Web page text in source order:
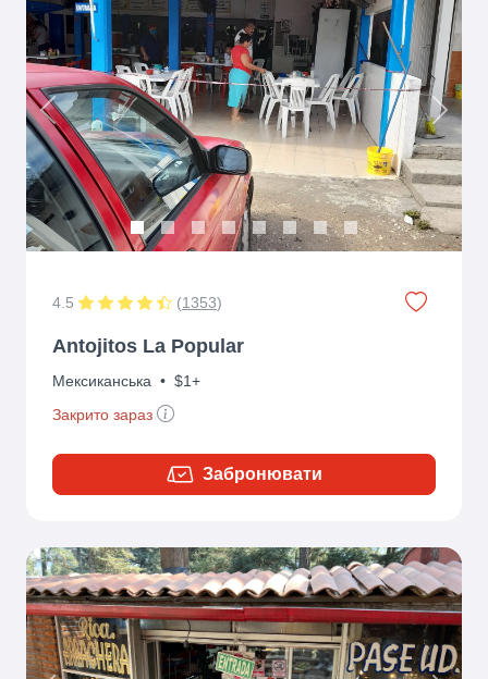
Previous Next
4.5 (1353)
Antojitos La Popular
Мексиканська • $1+
Закрито зараз
Забронювати